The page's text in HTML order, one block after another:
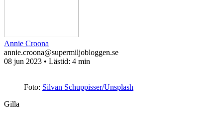
Annie Croona
annie.croona@supermiljobloggen.se
08 jun 2023 • Lästid: 4 min
Foto: Silvan Schuppisser/Unsplash
Gilla